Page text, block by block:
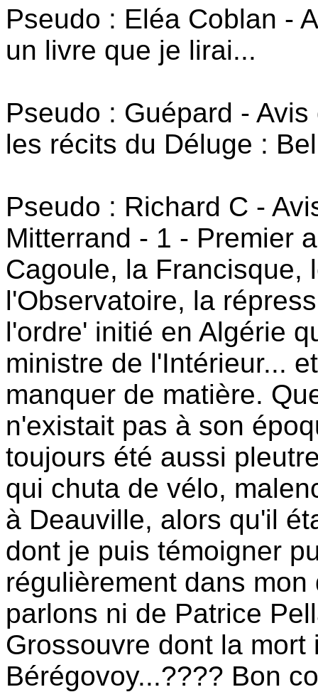
Pseudo : Eléa Coblan -
un livre que je lirai...
Pseudo : Guépard -
les récits du Déluge :
Pseudo : Richard C -
Mitterrand - 1 - Premier
Cagoule, la Francisque,
l'Observatoire, la
l'ordre' initié en Algérie
ministre de l'Intérieur...
manquer de matière.
n'existait pas à son
toujours été aussi
qui chuta de vélo,
à Deauville, alors qu'il
dont je puis témoigner
régulièrement dans
parlons ni de Patrice
Grossouvre dont la
Bérégovoy...???? Bon